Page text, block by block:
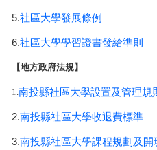
教師專區
評委專區
5.社區大學發展條例
6.社區大學學習證書發給準則
【地方政府法規】
1. 南投縣社區大學設置及管理規
2.南投縣社區大學收退費標準
3.南投縣社區大學課程規劃及開